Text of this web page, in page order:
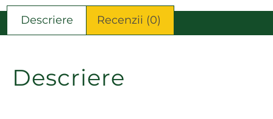
Descriere Recenzii (0)
Descriere